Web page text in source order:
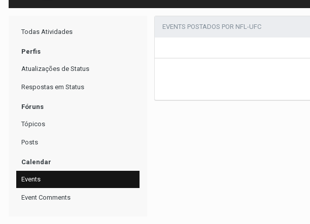
Todas Atividades
Perfis
Atualizações de Status
Respostas em Status
Fóruns
Tópicos
Posts
Calendar
Events
Event Comments
EVENTS POSTADOS POR NFL-UFC